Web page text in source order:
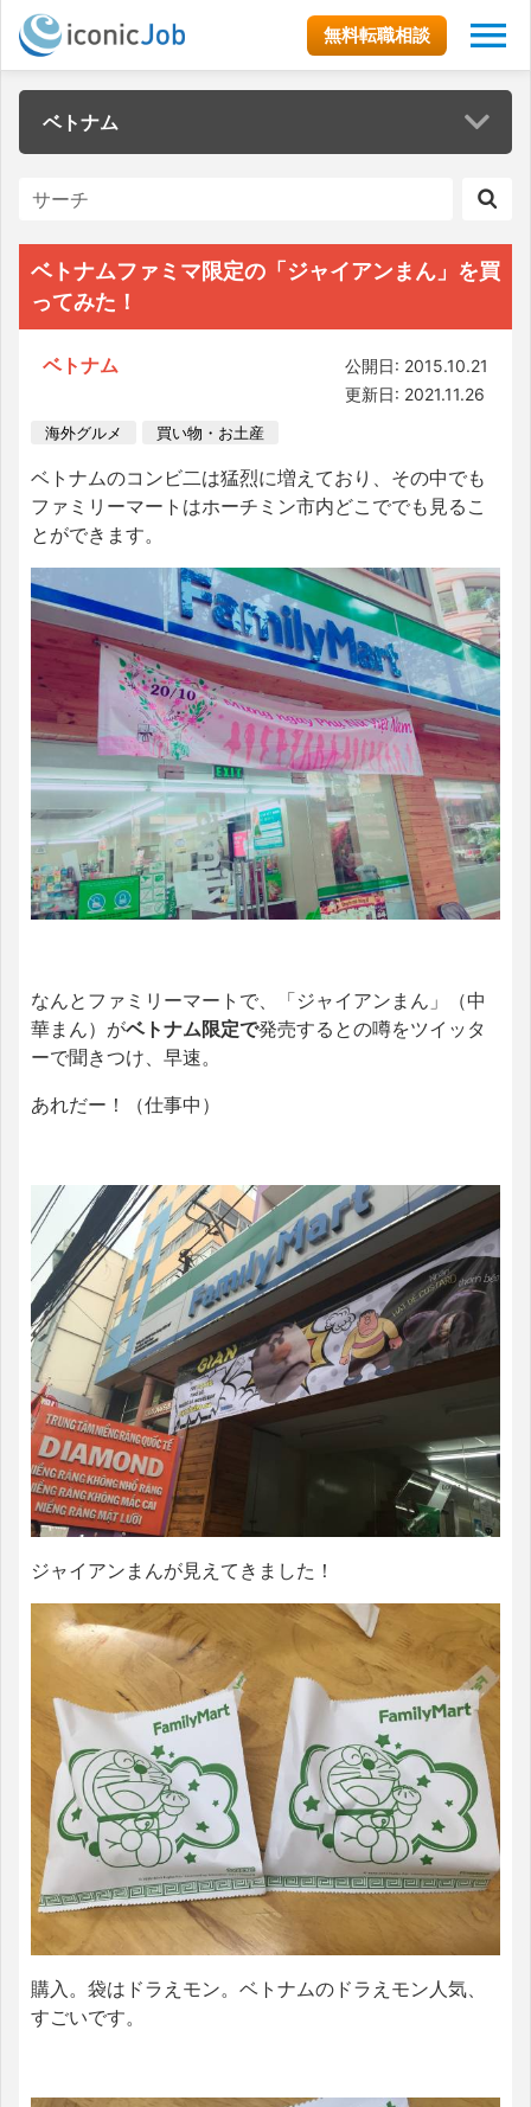
無料転職相談
ベトナム
ベトナムファミマ限定の「ジャイアンまん」を買
ってみた！
ベトナム
公開日: 2015.10.21
更新日: 2021.11.26
海外グルメ 買い物・お土産
ベトナムのコンビ二は猛烈に増えており、その中でも
ファミリーマートはホーチミン市内どこででも見るこ
とができます。
なんとファミリーマートで、「ジャイアンまん」（中
華まん）がベトナム限定で発売するとの噂をツイッタ
ーで聞きつけ、早速。
あれだー！（仕事中）
ジャイアンまんが見えてきました！
購入。袋はドラえモン。ベトナムのドラえモン人気、
すごいです。